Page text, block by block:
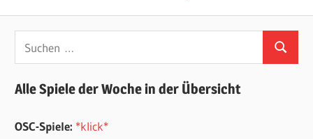
nach:
Suchen
Alle Spiele der Woche in der Übersicht
OSC-Spiele: *klick*